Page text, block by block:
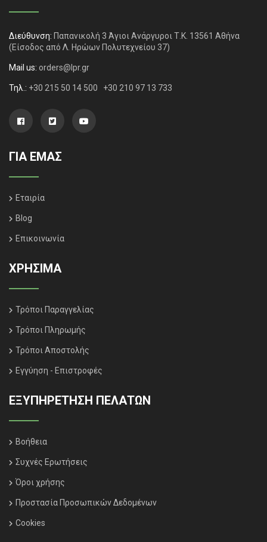
Διεύθυνση: Παπανικολή 3 Άγιοι Ανάργυροι Τ.Κ. 13561 Αθήνα
(Είσοδος από Λ. Ηρώων Πολυτεχνείου 37)
Mail us: orders@lpr.gr
Τηλ.: +30 215 50 14 500 +30 210 97 13 733
ΓΙΑ ΕΜΑΣ
Εταιρία
Blog
Επικοινωνία
ΧΡΗΣΙΜΑ
Τρόποι Παραγγελίας
Τρόποι Πληρωμής
Τρόποι Αποστολής
Εγγύηση - Επιστροφές
ΕΞΥΠΗΡΈΤΗΣΗ ΠΕΛΑΤΏΝ
Βοήθεια
Συχνές Ερωτήσεις
Όροι χρήσης
Προστασία Προσωπικών Δεδομένων
Cookies